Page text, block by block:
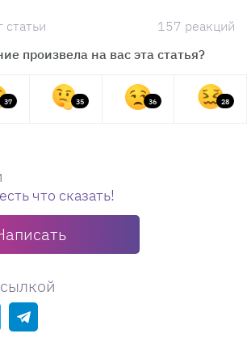
статьи
157 реакций
произвела на вас эта статья?
37 35 36 28
что сказать!